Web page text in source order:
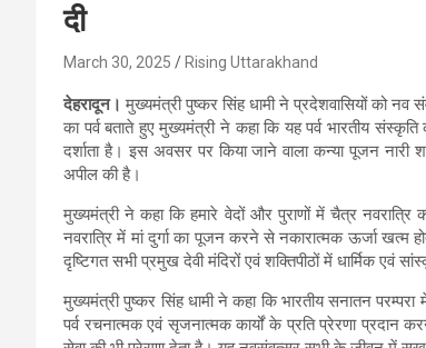
दी
March 30, 2025 Rising Uttarakhand
देहरादून।मुख्यमंत्री पुष्कर सिंह धामी ने प्रदेशवासियों को नव
का पर्व बताते हुए मुख्यमंत्री ने कहा कि यह पर्व भारतीय
दर्शाता है। इस अवसर पर किया जाने वाला कन्या पूजन
अपील की है।
मुख्यमंत्री ने कहा कि हमारे वेदों और पुराणों में चैत्र नवरात्रि
नवरात्रि में मां दुर्गा का पूजन करने से नकारात्मक ऊर्जा खत्म
दृष्टिगत सभी प्रमुख देवी मंदिरों एवं शक्तिपीठों में धार्मिक एवं
मुख्यमंत्री पुष्कर सिंह धामी ने कहा कि भारतीय सनातन
पर्व रचनात्मक एवं सृजनात्मक कार्यों के प्रति प्रेरणा प्रदान